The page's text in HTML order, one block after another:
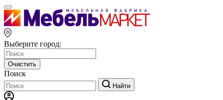
Выберите город:
Очистить
Поиск
Найти